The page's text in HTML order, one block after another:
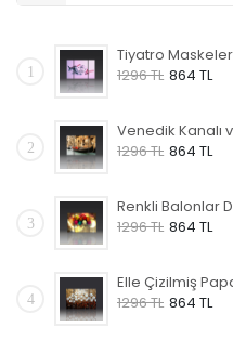
1
1296 TL 864 TL
2
1296 TL 864 TL
3
1296 TL 864 TL
4
1296 TL 864 TL